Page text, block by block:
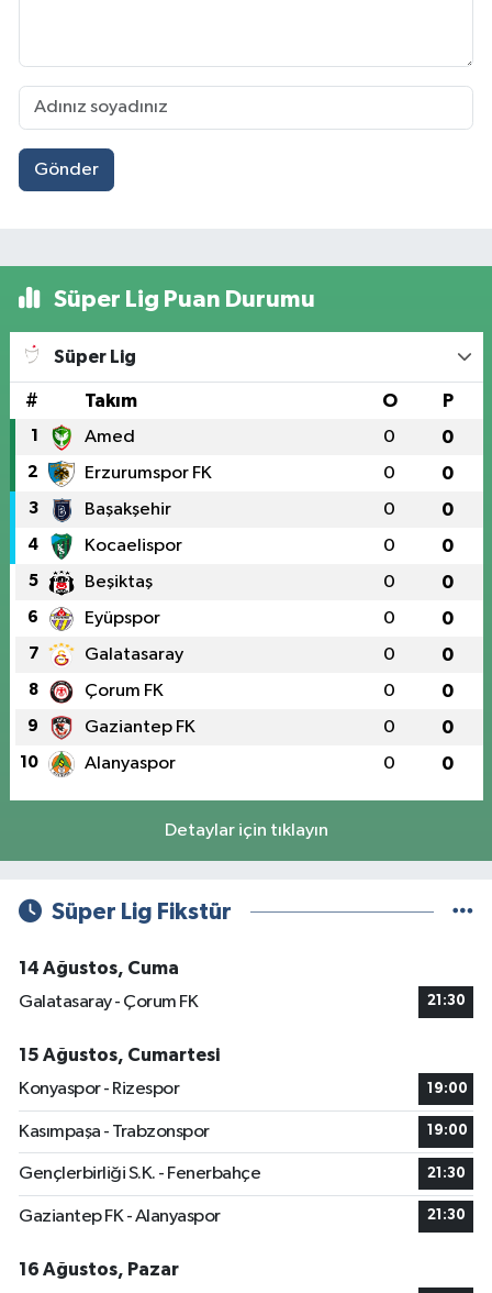
Gönder
Süper Lig Puan Durumu
Süper Lig
# Takım O P
1 Amed 0 0
2 Erzurumspor FK 0 0
3 Başakşehir 0 0
4 Kocaelispor 0 0
5 Beşiktaş 0 0
6 Eyüpspor 0 0
7 Galatasaray 0 0
8 Çorum FK 0 0
9 Gaziantep FK 0 0
10 Alanyaspor 0 0
Detaylar için tıklayın
Süper Lig Fikstür
14 Ağustos, Cuma
Galatasaray - Çorum FK
21:30
15 Ağustos, Cumartesi
Konyaspor - Rizespor
19:00
Kasımpaşa - Trabzonspor 19:00
Gençlerbirliği S.K. - Fenerbahçe 21:30
Gaziantep FK - Alanyaspor 21:30
16 Ağustos, Pazar